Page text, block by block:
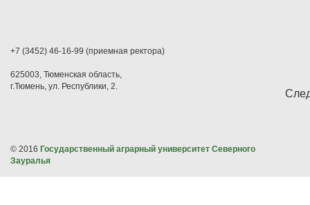
+7 (3452) 46-16-99 (приемная ректора)
625003, Тюменская область,
г.Тюмень, ул. Республики, 2.
© 2016 Государственный аграрный университет Северного
Зауралья